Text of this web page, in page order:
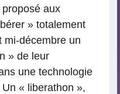
aux
» totalement
mi-décembre un
» de leur
une technologie
« liberathon »,